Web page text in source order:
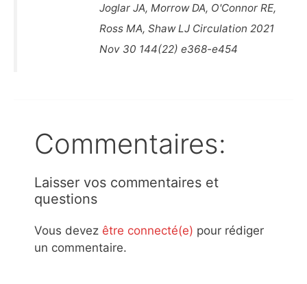
Joglar JA, Morrow DA, O'Connor RE,
Ross MA, Shaw LJ Circulation 2021
Nov 30 144(22) e368-e454
Commentaires:
Laisser vos commentaires et
questions
Vous devez être connecté(e) pour rédiger
un commentaire.